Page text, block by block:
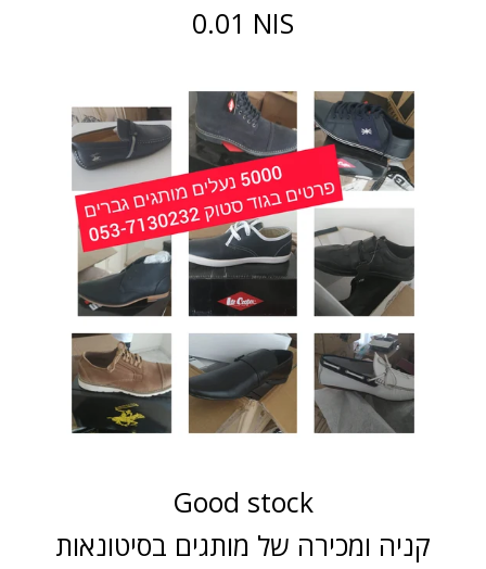
0.01 NIS
Good stock
קניה ומכירה של מותגים בסיטונאות